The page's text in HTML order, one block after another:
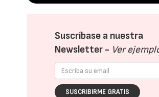
Suscríbase a nuestra
Newsletter - Ver
SUSCRIBIRME GRATIS